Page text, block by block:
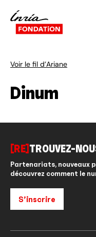
Voir le fil d’Ariane
Dinum
[RE] TROUVEZ-
Partenariats, nouveaux
découvrez comment le
S’inscrire